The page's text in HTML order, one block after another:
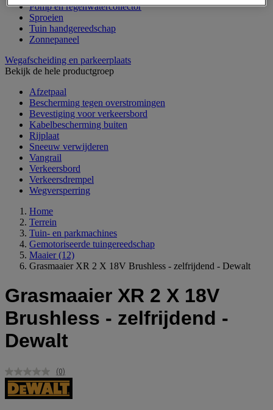
Pomp en regenwatercollector
Sproeien
Tuin handgereedschap
Zonnepaneel
Wegafscheiding en parkeerplaats
Bekijk de hele productgroep
Afzetpaal
Bescherming tegen overstromingen
Bevestiging voor verkeersbord
Kabelbescherming buiten
Rijplaat
Sneeuw verwijderen
Vangrail
Verkeersbord
Verkeersdrempel
Wegversperring
Home
Terrein
Tuin- en parkmachines
Gemotoriseerde tuingereedschap
Maaier (12)
Grasmaaier XR 2 X 18V Brushless - zelfrijdend - Dewalt
Grasmaaier XR 2 X 18V
Brushless - zelfrijdend -
Dewalt
Geen
scorewaarde.
Dezelfde
(0)